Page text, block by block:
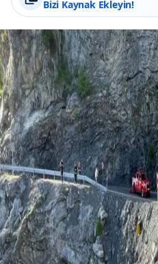
Bizi Kaynak Ekleyin!